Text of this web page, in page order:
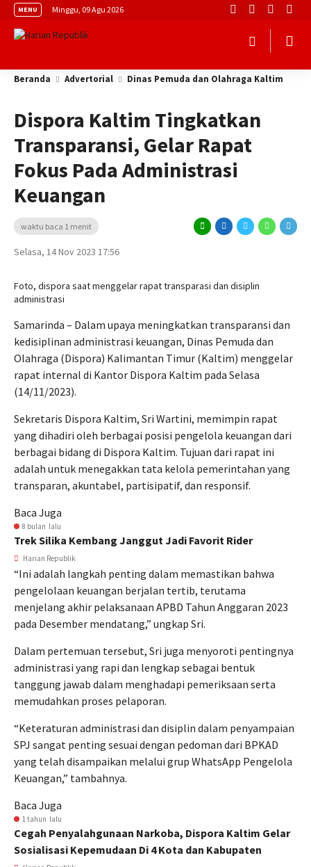
MENU Minggu, 09 Agu 2026
Beranda Advertorial Dinas Pemuda dan Olahraga Kaltim
Dispora Kaltim Tingkatkan
Transparansi, Gelar Rapat
Fokus Pada Administrasi
Keuangan
waktu baca 1 menit
Selasa, 14 Nov 2023 17:56
Foto, dispora saat menggelar rapat transparasi dan disiplin
administrasi
Samarinda – Dalam upaya meningkatkan transparansi dan
kedisiplinan administrasi keuangan, Dinas Pemuda dan
Olahraga (Dispora) Kalimantan Timur (Kaltim) menggelar
rapat internal di Kantor Dispora Kaltim pada Selasa
(14/11/2023).
Sekretaris Dispora Kaltim, Sri Wartini, memimpin rapat
yang dihadiri oleh berbagai posisi pengelola keuangan dari
berbagai bidang di Dispora Kaltim. Tujuan dari rapat ini
adalah untuk menegakkan tata kelola pemerintahan yang
transparan, akuntabel, partisipatif, dan responsif.
Baca Juga
8 bulan lalu
Trek Silika Kembang Janggut Jadi Favorit Rider
Harian Republik
“Ini adalah langkah penting dalam memastikan bahwa
pengelolaan keuangan berjalan tertib, terutama
menjelang akhir pelaksanaan APBD Tahun Anggaran 2023
pada Desember mendatang,” ungkap Sri.
Dalam pertemuan tersebut, Sri juga menyoroti pentingnya
administrasi yang rapi dan lengkap sebagai bentuk
tanggung jawab dalam menghadapi pemeriksaan serta
memudahkan proses pelaporan.
“Keteraturan administrasi dan disiplin dalam penyampaian
SPJ sangat penting sesuai dengan pedoman dari BPKAD
yang telah disampaikan melalui grup WhatsApp Pengelola
Keuangan,” tambahnya.
Baca Juga
1 tahun lalu
Cegah Penyalahgunaan Narkoba, Dispora Kaltim Gelar
Sosialisasi Kepemudaan Di 4 Kota dan Kabupaten